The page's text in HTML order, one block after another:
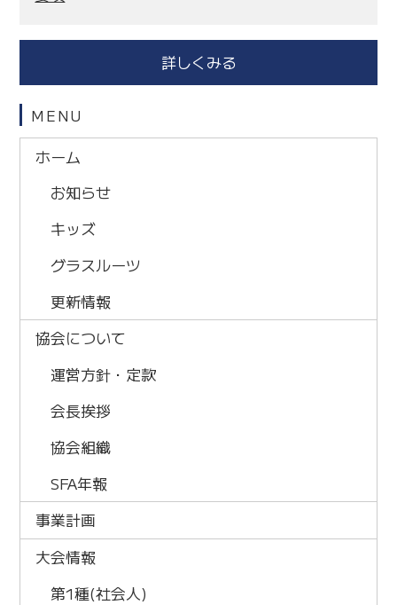
詳しくみる
MENU
ホーム
お知らせ
キッズ
グラスルーツ
更新情報
協会について
運営方針・定款
会長挨拶
協会組織
SFA年報
事業計画
大会情報
第1種(社会人)